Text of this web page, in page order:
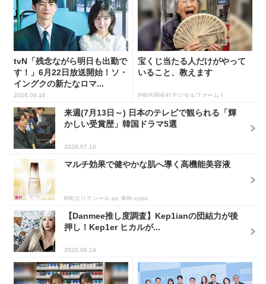
tvN「残念ながら明日も出勤で
す！」6月22日放送開始！ソ・
イングクの新たなロマ...
2026.06.16
宝くじ当たる人だけがやって
いること、教えます
PR(合同会社デジタルファーム )
来週(7月13日～) 日本のテレビで観られる「輝
かしい受賞歴」韓国ドラマ5選
2026.07.10
マルチ効果で健やかな肌へ導く高機能美容液
PR(エリクシール on 美的.com)
【Danmee推し度調査】Kep1ianの団結力が後
押し！Kep1er ヒカルが...
2026.06.19